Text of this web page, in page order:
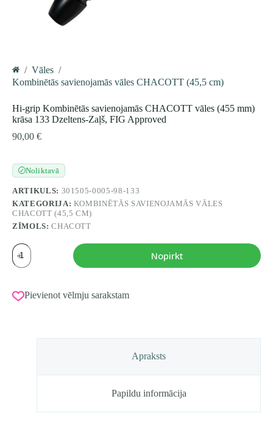
Home
/ Vāles /
Kombinētās savienojamās vāles CHACOTT (45,5 cm)
Hi-grip Kombinētās savienojamās CHACOTT vāles (455 mm)
krāsa 133 Dzeltens-Zaļš, FIG Approved
90,00 €
✓Noliktavā
ARTIKULS: 301505-0005-98-133
KATEGORIJA: KOMBINĒTĀS SAVIENOJAMĀS VĀLES
CHACOTT (45,5 CM)
ZĪMOLS:CHACOTT
Hi-
grip
Kombinētās
CHACOTT
vāles
Nopirkt
Pievienot vēlmju sarakstam
Apraksts
Papildu informācija